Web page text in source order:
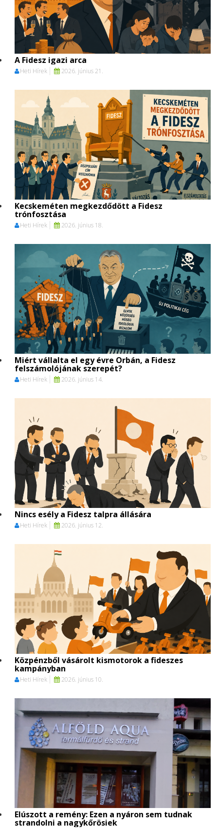
A Fidesz igazi arca
Heti Hírek 2026. június 21.
Kecskeméten megkezdődött a Fidesz
trónfosztása
Heti Hírek 2026. június 18.
Miért vállalta el egy évre Orbán, a Fidesz
felszámolójának szerepét?
Heti Hírek 2026. június 14.
Nincs esély a Fidesz talpra állására
Heti Hírek 2026. június 12.
Közpénzből vásárolt kismotorok a fideszes
kampányban
Heti Hírek 2026. június 10.
Elúszott a remény: Ezen a nyáron sem tudnak
strandolni a nagykőrösiek